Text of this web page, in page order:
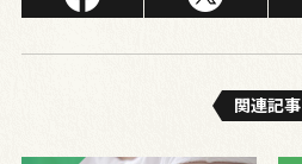
関連記事